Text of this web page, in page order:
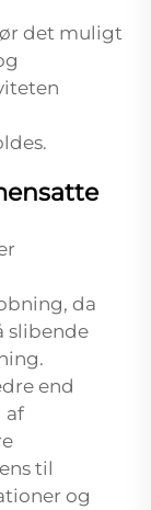
det muligt
da
slibende
end
af
til
og